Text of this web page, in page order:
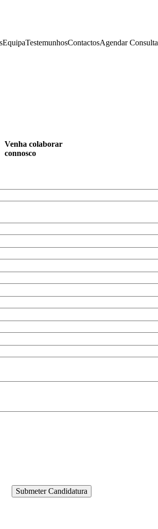
EquipaTestemunhosContactosAgendar Consulta
Venha colaborar
connosco
Submeter Candidatura